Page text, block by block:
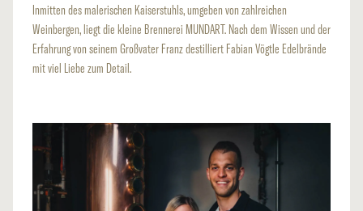
Inmitten des malerischen Kaiserstuhls, umgeben von zahlreichen
Weinbergen, liegt die kleine Brennerei MUNDART. Nach dem Wissen und der
Erfahrung von seinem Großvater Franz destilliert Fabian Vögtle Edelbrände
mit viel Liebe zum Detail.